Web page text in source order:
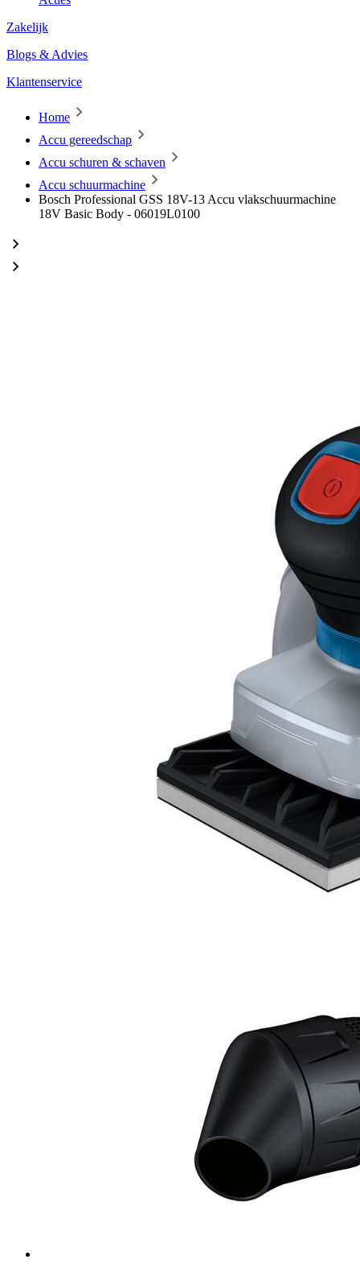
Zakelijk
Blogs & Advies
Klantenservice
Home
Accu gereedschap
Accu schuren & schaven
Accu schuurmachine
Bosch Professional GSS 18V-13 Accu vlakschuurmachine
18V Basic Body - 06019L0100